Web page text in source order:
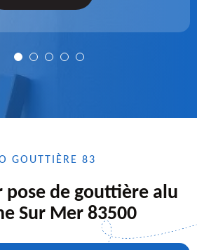
GOUTTIÈRE 83
pose de gouttière alu
Sur Mer 83500